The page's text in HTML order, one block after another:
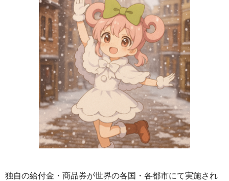
独自の給付金・商品券が世界の各国・各都市にて実施され